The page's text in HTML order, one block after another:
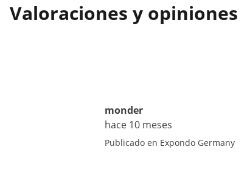
Valoraciones y opiniones
monder
hace 10 meses
Publicado en Expondo Germany